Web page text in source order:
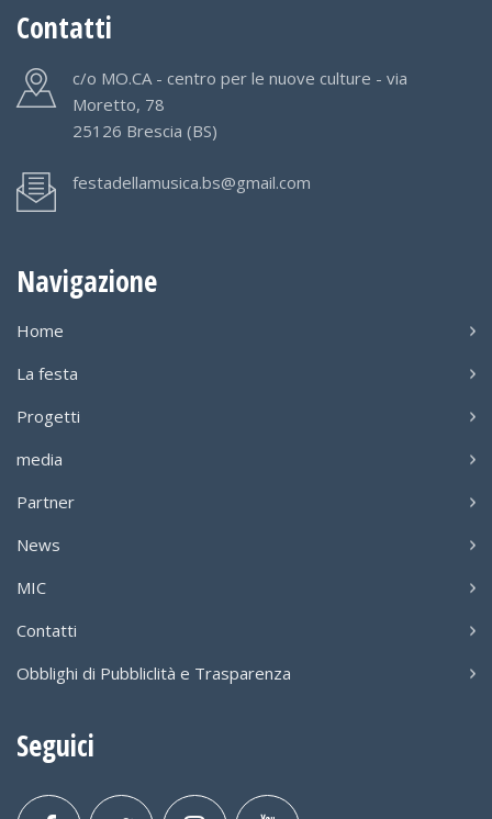
Contatti
c/o MO.CA - centro per le nuove culture - via
Moretto, 78
25126 Brescia (BS)
festadellamusica.bs@gmail.com
Navigazione
Home
La festa
Progetti
media
Partner
News
MIC
Contatti
Obblighi di Pubbliclità e Trasparenza
Seguici